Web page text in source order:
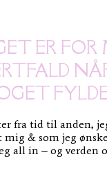
ER FOR
fra tid til anden,
mig & som jeg
all in – og